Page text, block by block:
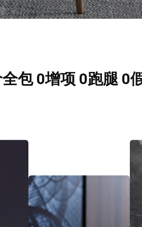
包 0增项 0跑腿 0